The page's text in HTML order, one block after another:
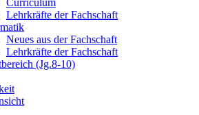
Curriculum
Lehrkräfte der Fachschaft
Neues aus der Fachschaft
Lehrkräfte der Fachschaft
(Jg.8-10)